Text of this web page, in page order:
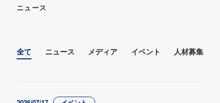
ニュース
全て ニュース メディア イベント 人材募集